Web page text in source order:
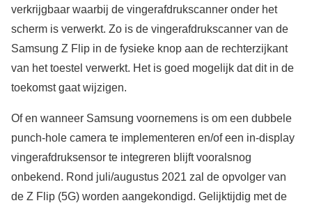
verkrijgbaar waarbij de vingerafdrukscanner onder het
scherm is verwerkt. Zo is de vingerafdrukscanner van de
Samsung Z Flip in de fysieke knop aan de rechterzijkant
van het toestel verwerkt. Het is goed mogelijk dat dit in de
toekomst gaat wijzigen.
Of en wanneer Samsung voornemens is om een dubbele
punch-hole camera te implementeren en/of een in-display
vingerafdruksensor te integreren blijft vooralsnog
onbekend. Rond juli/augustus 2021 zal de opvolger van
de Z Flip (5G) worden aangekondigd. Gelijktijdig met de